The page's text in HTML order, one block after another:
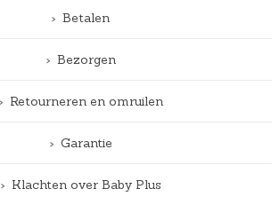
Betalen
Bezorgen
Retourneren en omruilen
Garantie
Klachten over Baby Plus